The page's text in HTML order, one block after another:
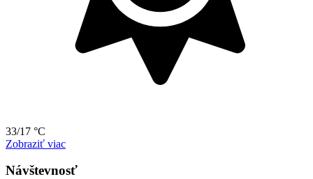
33/17 °C
Zobraziť viac
Návštevnosť